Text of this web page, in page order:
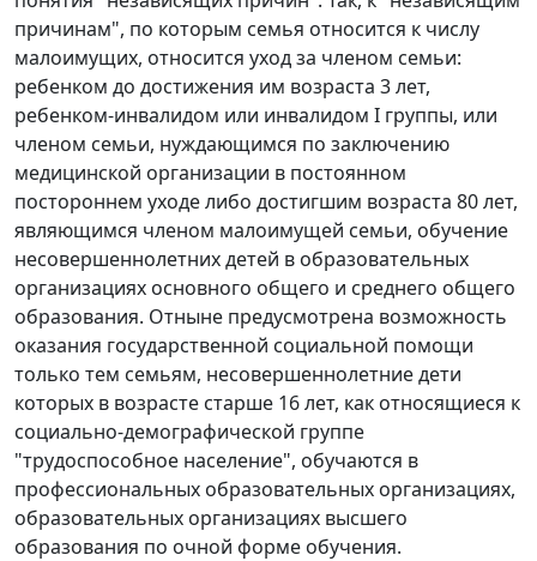
причинам", по которым семья относится к числу
малоимущих, относится уход за членом семьи:
ребенком до достижения им возраста 3 лет,
ребенком-инвалидом или инвалидом I группы, или
членом семьи, нуждающимся по заключению
медицинской организации в постоянном
постороннем уходе либо достигшим возраста 80 лет,
являющимся членом малоимущей семьи, обучение
несовершеннолетних детей в образовательных
организациях основного общего и среднего общего
образования. Отныне предусмотрена возможность
оказания государственной социальной помощи
только тем семьям, несовершеннолетние дети
которых в возрасте старше 16 лет, как относящиеся к
социально-демографической группе
"трудоспособное население", обучаются в
профессиональных образовательных организациях,
образовательных организациях высшего
образования по очной форме обучения.